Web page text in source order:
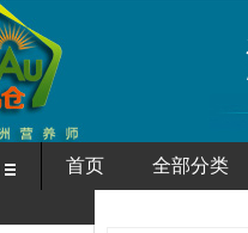
首页 全部分类